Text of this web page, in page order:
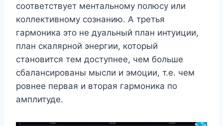
соответствует ментальному полюсу или
коллективному сознанию. А третья
гармоника это не дуальный план интуиции,
план скалярной энергии, который
становится тем доступнее, чем больше
сбалансированы мысли и эмоции, т.е. чем
ровнее первая и вторая гармоника по
амплитуде.